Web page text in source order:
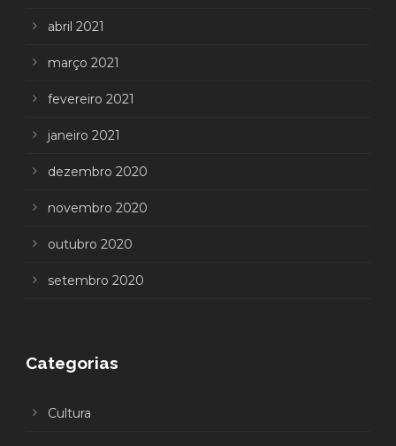
abril 2021
março 2021
fevereiro 2021
janeiro 2021
dezembro 2020
novembro 2020
outubro 2020
setembro 2020
Categorias
Cultura